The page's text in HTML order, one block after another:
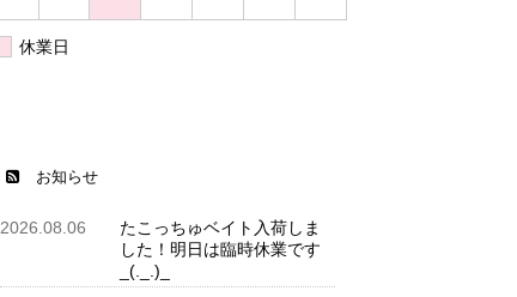
休業日
お知らせ
2026.08.06
たこっちゅベイト入荷しま
した！明日は臨時休業です
_(._.)_